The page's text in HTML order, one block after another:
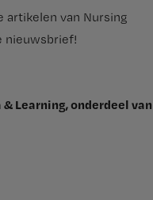
artikelen van Nursing
nieuwsbrief!
Learning, onderdeel van